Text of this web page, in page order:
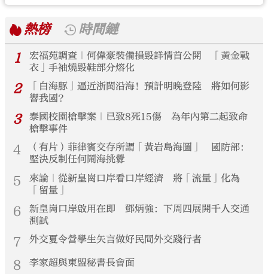
熱榜
時間鏈
1
宏福苑調查｜何偉豪裝備損毀詳情首公開 「黃金戰
衣」手袖燒毀鞋部分熔化
2
「白海豚」逼近浙閩沿海！預計明晚登陸 將如何影
響我國？
3
泰國校園槍擊案｜已致8死15傷 為年內第二起致命
槍擊事件
4
（有片）菲律賓交存所謂「黃岩島海圖」 國防部：
堅決反制任何鬧海挑釁
5
來論｜從新皇崗口岸看口岸經濟 將「流量」化為
「留量」
6
新皇崗口岸啟用在即 鄧炳強：下周四展開千人交通
測試
7 外交夏令營學生矢言做好民間外交踐行者
8 李家超與東盟秘書長會面